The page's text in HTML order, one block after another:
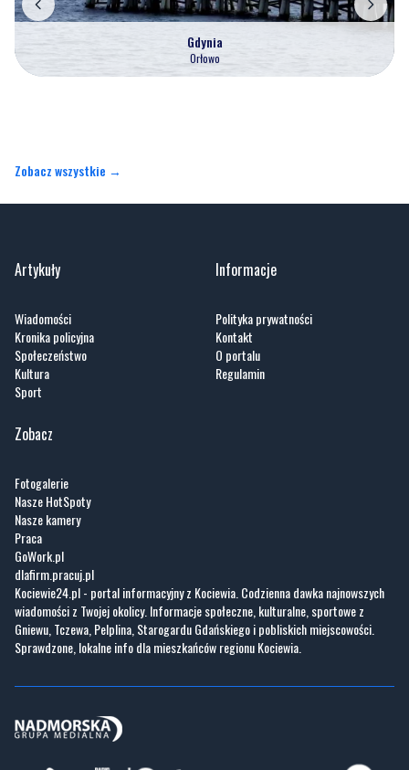
Gdynia
Orłowo
Zobacz wszystkie →
Artykuły
Wiadomości
Kronika policyjna
Społeczeństwo
Kultura
Sport
Informacje
Polityka prywatności
Kontakt
O portalu
Regulamin
Zobacz
Fotogalerie
Nasze HotSpoty
Nasze kamery
Praca
GoWork.pl
dlafirm.pracuj.pl
Kociewie24.pl - portal informacyjny z Kociewia. Codzienna dawka najnowszych
wiadomości z Twojej okolicy. Informacje społeczne, kulturalne, sportowe z
Gniewu, Tczewa, Pelplina, Starogardu Gdańskiego i pobliskich miejscowości.
Sprawdzone, lokalne info dla mieszkańców regionu Kociewia.